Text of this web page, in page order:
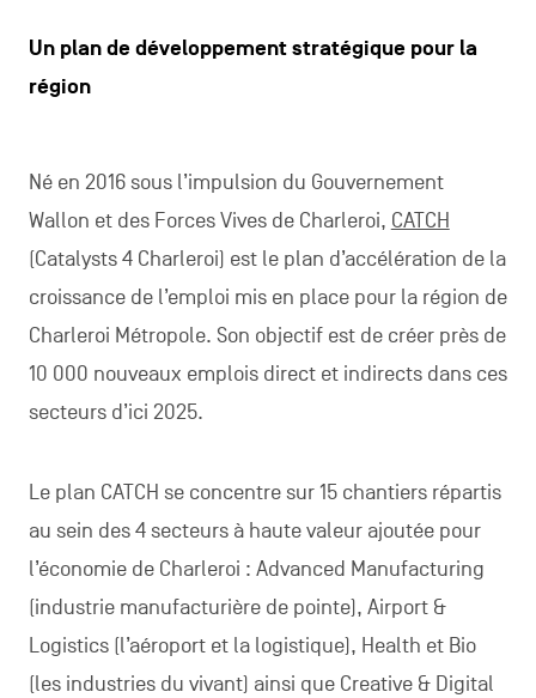
Un plan de développement stratégique pour la
région
Né en 2016 sous l’impulsion du Gouvernement
Wallon et des Forces Vives de Charleroi, CATCH
(Catalysts 4 Charleroi) est le plan d’accélération de la
croissance de l’emploi mis en place pour la région de
Charleroi Métropole. Son objectif est de créer près de
10 000 nouveaux emplois direct et indirects dans ces
secteurs d’ici 2025.
Le plan CATCH se concentre sur 15 chantiers répartis
au sein des 4 secteurs à haute valeur ajoutée pour
l’économie de Charleroi : Advanced Manufacturing
(industrie manufacturière de pointe), Airport &
Logistics (l’aéroport et la logistique), Health et Bio
(les industries du vivant) ainsi que Creative & Digital